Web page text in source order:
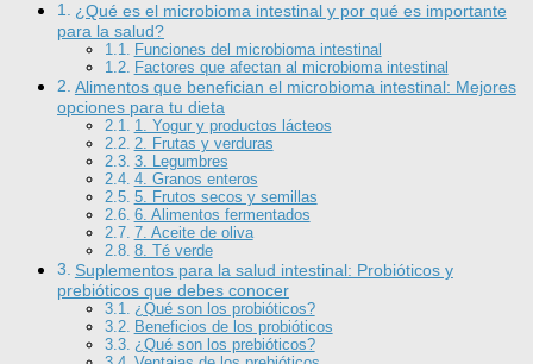
¿Qué es el microbioma intestinal y por qué es importante
para la salud?
Funciones del microbioma intestinal
Factores que afectan al microbioma intestinal
Alimentos que benefician el microbioma intestinal: Mejores
opciones para tu dieta
1. Yogur y productos lácteos
2. Frutas y verduras
3. Legumbres
4. Granos enteros
5. Frutos secos y semillas
6. Alimentos fermentados
7. Aceite de oliva
8. Té verde
Suplementos para la salud intestinal: Probióticos y
prebióticos que debes conocer
¿Qué son los probióticos?
Beneficios de los probióticos
¿Qué son los prebióticos?